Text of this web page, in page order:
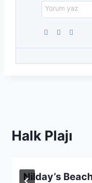
Halk Plajı
Nilday’s